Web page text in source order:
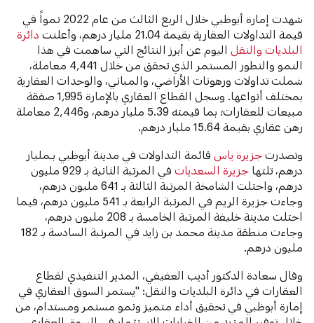
شهدت إمارة أبوظبي خلال الربع الثالث من عام 2022 نمواً في
قيمة التداولات العقارية بقيمة 21.04 مليار درهم، وأعلنت
دائرة
البلديات والنقل اليوم عن أبرز النتائج التي ساهمت في هذا
النمو والتطور المستمر الذي تحقق من خلال 4,441 معاملة،
شملت تداولات ورهونات الأراضي، والمباني، والوحدات العقارية
بمختلف أنواعها. وسجل القطاع العقاري بالإمارة 1,995 صفقة
مبيعات للعقارات؛ بما قيمته 5.39 مليار درهم، و2,446 معاملة
رهن عقاري بقيمة 15.64 مليار درهم.
وتصدرتجزيرة ياس قائمة التداولات في مدينة أبوظبي بـمليار
درهم، تلتها جزيرة السعديات
في المرتبة الثانية بـ 929 مليون
درهم، واحتلت الشامخة المرتبة الثالثة بـ 641 مليون درهم،
وجاءت جزيرة الريم في المرتبة الرابعة بـ 541 مليون درهم، فيما
احتلت مدينة خليفة المرتبة الخامسة بـ 208 مليون درهم،
وجاءت منطقة مدينة محمد بن زايد في المرتبة السادسة بـ 182
مليون درهم.
وقال سعادة الدكتور أديب العفيفي، المدير التنفيذي لقطاع
العقارات في دائرة البلديات والنقل: "يستمر السوق العقاري في
إمارة أبوظبي في تحقيق أداء متميز ونمو مستمر ومستدام، من